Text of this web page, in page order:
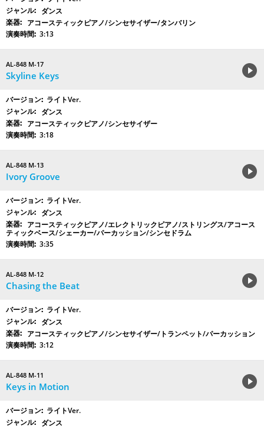
ダンス
アコースティックピアノ/シンセサイザー/タンバリン
3:13
AL-848 M-17
Skyline Keys
ライトVer.
ダンス
アコースティックピアノ/シンセサイザー
3:18
AL-848 M-13
Ivory Groove
ライトVer.
ダンス
アコースティックピアノ/エレクトリックピアノ/ストリングス/アコース
ティックベース/シェーカー/パーカッション/シンセドラム
3:35
AL-848 M-12
Chasing the Beat
ライトVer.
ダンス
アコースティックピアノ/シンセサイザー/トランペット/パーカッション
3:12
AL-848 M-11
Keys in Motion
ライトVer.
ダンス